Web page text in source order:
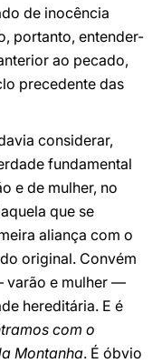
de inocência
portanto, entender-
ao pecado,
precedente das
considerar,
fundamental
e de mulher, no
que se
aliança com o
original. Convém
varão e mulher —
hereditária. E é
com o
Montanha. É óbvio